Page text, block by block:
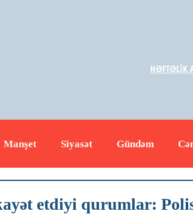
Manşet Siyasət Gündəm
etdiyi qurumlar:
HƏFTƏLİK